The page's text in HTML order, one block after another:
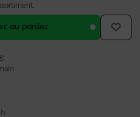
au panier